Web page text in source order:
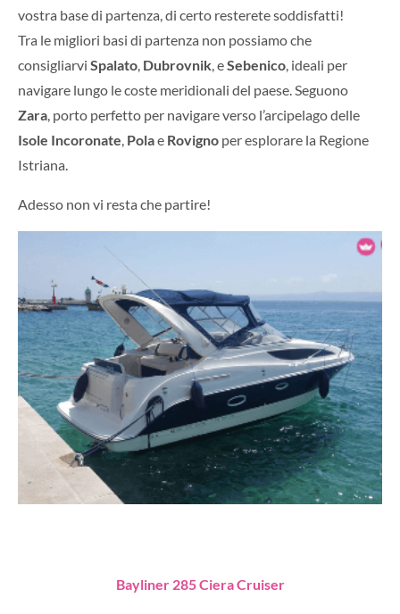
vostra base di partenza, di certo resterete soddisfatti!
Tra le migliori basi di partenza non possiamo che
consigliarvi Spalato, Dubrovnik, eSebenico, ideali per
navigare lungo le coste meridionali del paese. Seguono
Zara, porto perfetto per navigare verso l’arcipelago delle
Isole Incoronate, Polae Rovigno per esplorare la Regione
Istriana.
Adesso non vi resta che partire!
Bayliner 285 Ciera Cruiser